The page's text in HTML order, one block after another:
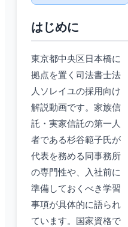
はじめに
東京都中央区日本橋に
拠点を置く司法書士法
人ソレイユの採用向け
解説動画です。家族信
託・実家信託の第一人
者である杉谷範子氏が
代表を務める同事務所
の専門性や、入社前に
準備しておくべき学習
事項が具体的に語られ
ています。国家資格で